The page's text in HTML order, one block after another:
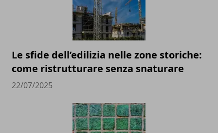
Le sfide dell’edilizia nelle zone storiche:
come ristrutturare senza snaturare
22/07/2025